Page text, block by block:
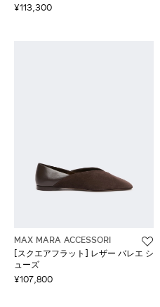
¥113,300
MAX MARA ACCESSORI
[スクエアフラット] レザー バレエ シ
ューズ
¥107,800